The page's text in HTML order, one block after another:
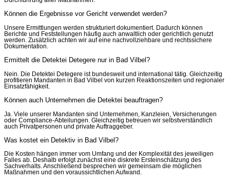
Können die Ergebnisse vor Gericht verwendet werden?
Unsere Ermittlungen werden strukturiert dokumentiert. Dadurch können
Berichte und Feststellungen häufig auch anwaltlich oder gerichtlich genutzt
werden. Zusätzlich achten wir auf eine nachvollziehbare und rechtssichere
Dokumentation.
Ermittelt die Detektei Detegere nur in Bad Vilbel?
Nein. Die Detektei Detegere ist bundesweit und international tätig. Gleichzeitig
profitieren Mandanten in Bad Vilbel von kurzen Reaktionszeiten und regionaler
Einsatzfähigkeit.
Können auch Unternehmen die Detektei beauftragen?
Ja. Viele unserer Mandanten sind Unternehmen, Kanzleien, Versicherungen
oder Compliance-Abteilungen. Gleichzeitig betreuen wir selbstverständlich
auch Privatpersonen und private Auftraggeber.
Was kostet ein Detektiv in Bad Vilbel?
Die Kosten hängen immer vom Umfang und der Komplexität des jeweiligen
Falles ab. Deshalb erfolgt zunächst eine diskrete Ersteinschätzung des
Sachverhalts. Anschließend besprechen wir gemeinsam die möglichen
Maßnahmen und den voraussichtlichen Aufwand.